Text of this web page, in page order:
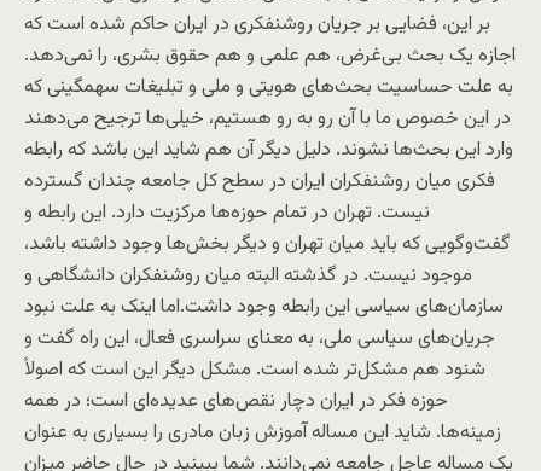
بر این، فضایی بر جریان روشنفکری در ایران حاکم شده است که
اجازه یک بحث بی‌غرض، هم علمی و هم حقوق بشری، را نمی‌دهد.
به علت حساسیت بحث‌های هویتی و ملی و تبلیغات سهمگینی که
در این خصوص ما با آن رو به رو هستیم، خیلی‌ها ترجیح می‌دهند
وارد این بحث‌ها نشوند. دلیل دیگر آن هم شاید این باشد که رابطه
فکری میان روشنفکران ایران در سطح کل جامعه چندان گسترده
نیست. تهران در تمام حوزه‌ها مرکزیت دارد. این رابطه و
گفت‌و‌گویی که باید میان تهران و دیگر بخش‌ها وجود داشته باشد،
موجود نیست. در گذشته البته میان روشنفکران دانشگاهی و
سازمان‌های سیاسی این رابطه وجود داشت.اما اینک به علت نبود
جریان‌های سیاسی ملی، به معنای سراسری فعال، این راه گفت و
شنود هم مشکل‌تر شده است. مشکل دیگر این است که اصولاً
حوزه فکر در ایران دچار نقص‌های عدیده‌ای است؛ در همه
زمینه‌ها. شاید این مساله آموزش زبان مادری را بسیاری به عنوان
یک مساله عاجل جامعه نمی‌دانند. شما ببینید در حال حاضر میزان